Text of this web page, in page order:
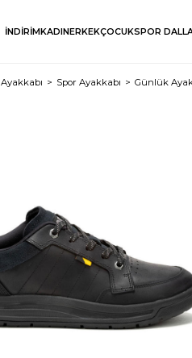
İNDİRİMKADINERKEKÇOCUKSPOR
Ayakkabı Spor Ayakkabı Günlük